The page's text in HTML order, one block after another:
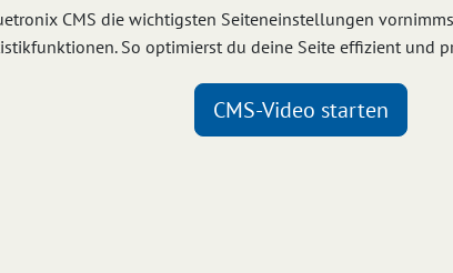
CMS die wichtigsten Seiteneinstellungen
So optimierst du deine Seite effizient und
CMS-Video starten